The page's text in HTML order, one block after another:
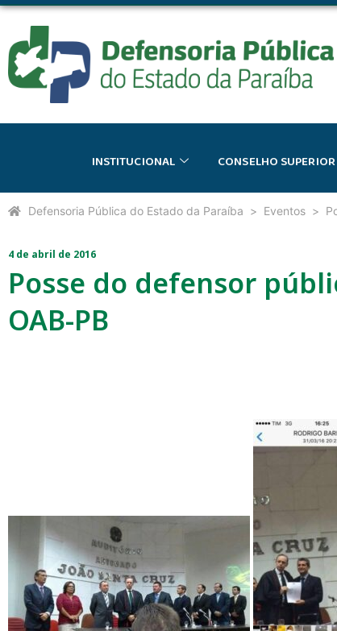
INSTITUCIONAL CONSELHO SUPERIOR
Defensoria Pública do Estado da Paraíba Eventos
4 de abril de 2016
Posse do defensor
OAB-PB